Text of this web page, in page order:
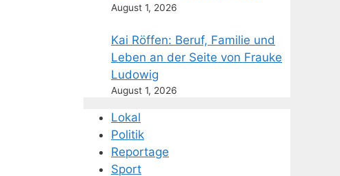
August 1, 2026
Kai Röffen: Beruf, Familie und
Leben an der Seite von Frauke
Ludowig
August 1, 2026
Lokal
Politik
Reportage
Sport